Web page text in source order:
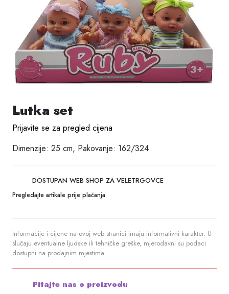
Lutka set
Prijavite se za pregled cijena
Dimenzije: 25 cm, Pakovanje: 162/324
DOSTUPAN WEB SHOP ZA VELETRGOVCE
Pregledajte artikale prije plaćanja
Informacije i cijene na ovoj web stranici imaju informativni karakter. U
slučaju eventualne ljudske ili tehničke greške, mjerodavni su podaci
dostupni na prodajnim mjestima
Pitajte nas o proizvodu